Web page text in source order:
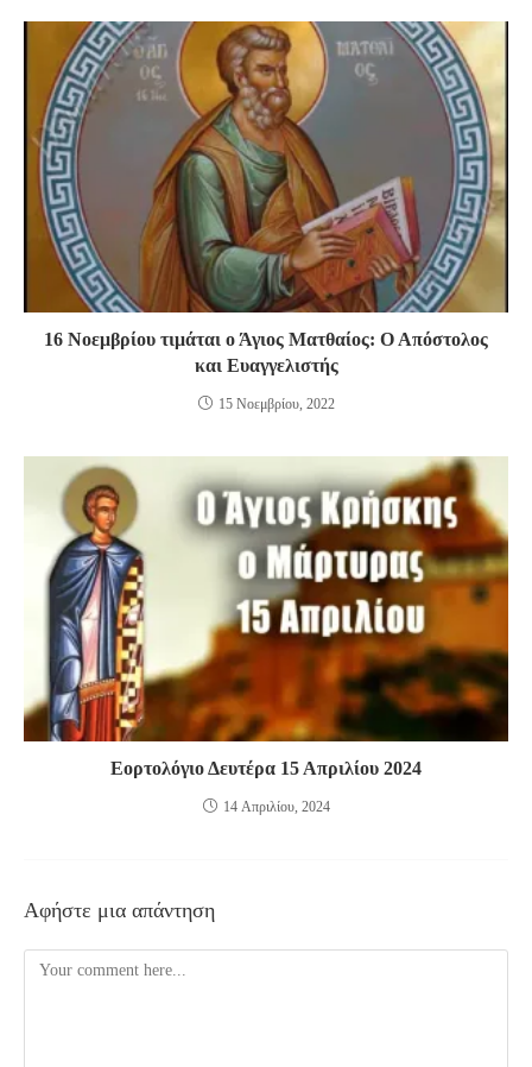
16 Νοεμβρίου τιμάται ο Άγιος Ματθαίος: Ο Απόστολος
και Ευαγγελιστής
15 Νοεμβρίου, 2022
Εορτολόγιο Δευτέρα 15 Απριλίου 2024
14 Απριλίου, 2024
Αφήστε μια απάντηση
Comment